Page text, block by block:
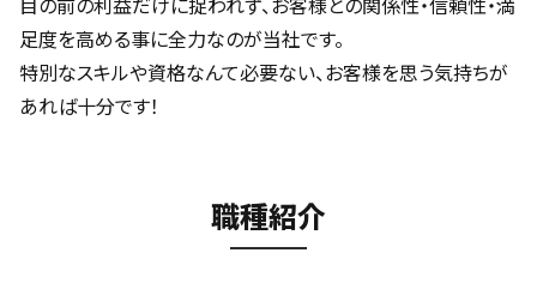
目の前の利益だけに捉われず、お客様との関係性・信頼性・満
足度を高める事に全力なのが当社です。
特別なスキルや資格なんて必要ない、お客様を思う気持ちが
あれば十分です！
職種紹介